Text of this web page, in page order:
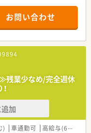
崎県、関東エリアに80店舗
老舗企業です。
性のある企業です。「ダイ
ート」「24Hお薬電話相
ーソンと併設した店舗作
た処方箋だけに頼らない薬
地域に貢献すべく、福祉
ます。
名、平均年齢37～38歳で7
籍しています。（2021年度
お問い合わせ
残業少なめ/完全週休
加
) 車通勤可 高給与(600万円以上)